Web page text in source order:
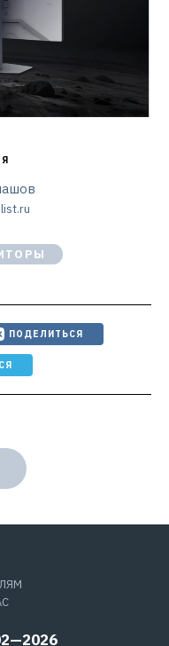
ПОДЕЛИТЬСЯ